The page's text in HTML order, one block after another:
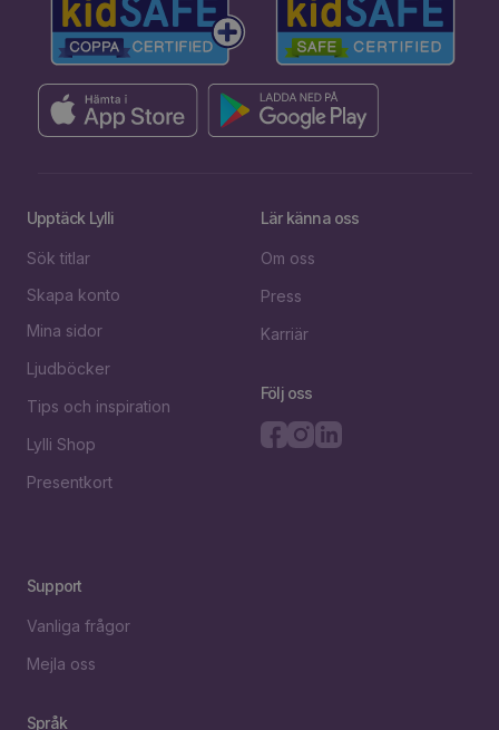
Upptäck Lylli
Sök titlar
Skapa konto
Mina sidor
Ljudböcker
Tips och inspiration
Lylli Shop
Presentkort
Lär känna oss
Om oss
Press
Karriär
Följ oss
Support
Vanliga frågor
Mejla oss
Språk